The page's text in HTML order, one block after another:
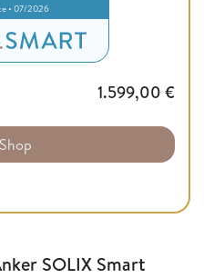
• 07/2026
1.599,00 €
SOLIX Smart